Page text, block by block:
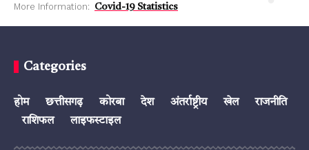
More Information: Covid-19 Statistics
Categories
होम छत्तीसगढ़ कोरबा देश अंतर्राष्ट्रीय खेल
राजनीति
राशिफल
लाइफस्टाइल